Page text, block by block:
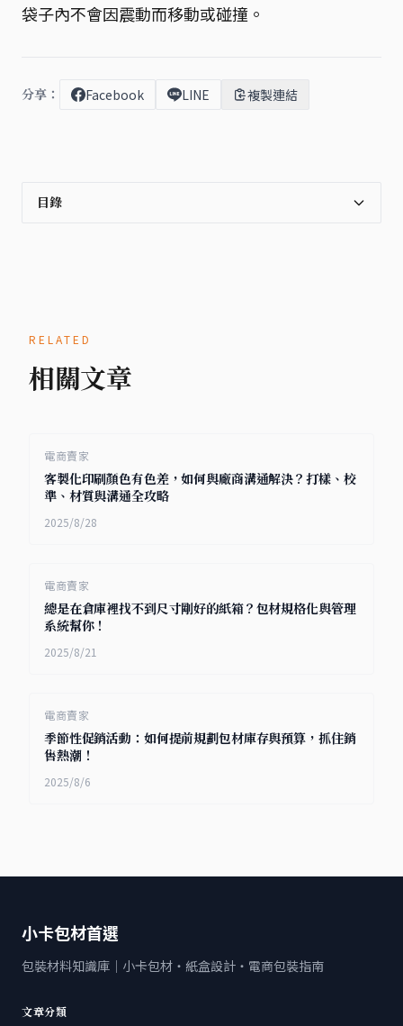
袋子內不會因震動而移動或碰撞。
分享： Facebook LINE 複製連結
目錄
RELATED
相關文章
電商賣家
客製化印刷顏色有色差，如何與廠商溝通解決？打樣、校
準、材質與溝通全攻略
2025/8/28
電商賣家
總是在倉庫裡找不到尺寸剛好的紙箱？包材規格化與管理
系統幫你！
2025/8/21
電商賣家
季節性促銷活動：如何提前規劃包材庫存與預算，抓住銷
售熱潮！
2025/8/6
小卡包材首選
包裝材料知識庫｜小卡包材・紙盒設計・電商包裝指南
文章分類